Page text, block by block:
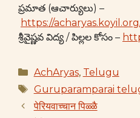
ప్రమాత (ఆచార్యులు) –
https://
శ్రీవైష్ణవ విద్య / పిల్లల కోసం –
Categories
AchAryas, Telugu
Tags
Guruparamparai
पेरियवाच्चान पिळ्ळै